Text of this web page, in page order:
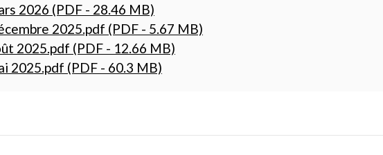
2026 (PDF - 28.46 MB)
2025.pdf (PDF - 5.67 MB)
2025.pdf (PDF - 12.66 MB)
2025.pdf (PDF - 60.3 MB)